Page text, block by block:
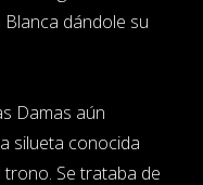
dándole su
Damas aún
silueta conocida
Se trataba de